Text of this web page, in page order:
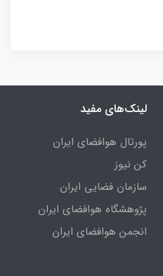
لینک‌های مفید
پورتال هوافضای ایران
کن نیوز
سازمان فضایی ایران
پژوهشگاه هوافضای ایران
انجمن هوافضای ایران